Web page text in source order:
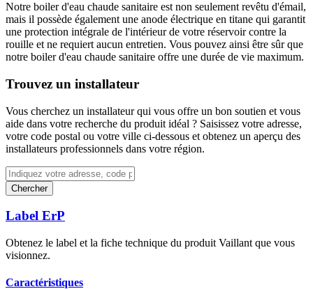
Notre boiler d'eau chaude sanitaire est non seulement revêtu d'émail,
mais il possède également une anode électrique en titane qui garantit
une protection intégrale de l'intérieur de votre réservoir contre la
rouille et ne requiert aucun entretien. Vous pouvez ainsi être sûr que
notre boiler d'eau chaude sanitaire offre une durée de vie maximum.
Trouvez un installateur
Vous cherchez un installateur qui vous offre un bon soutien et vous
aide dans votre recherche du produit idéal ? Saisissez votre adresse,
votre code postal ou votre ville ci-dessous et obtenez un aperçu des
installateurs professionnels dans votre région.
Chercher
Label ErP
Obtenez le label et la fiche technique du produit Vaillant que vous
visionnez.
Caractéristiques